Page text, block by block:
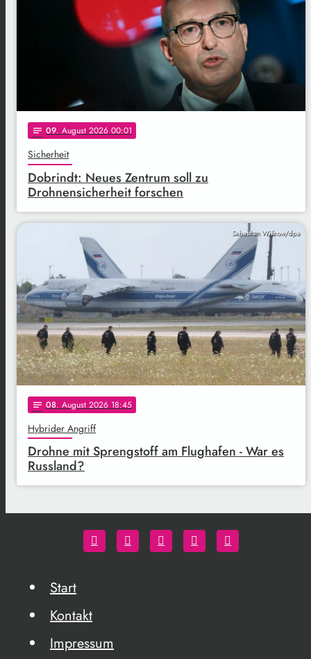
notes 09. August 2026 00:01
Sicherheit
Dobrindt: Neues Zentrum soll zu
Drohnensicherheit forschen
Sebastian Willnow/dpa
notes 08. August 2026 18:45
Hybrider Angriff
Drohne mit Sprengstoff am Flughafen - War es
Russland?
Start
Kontakt
Impressum